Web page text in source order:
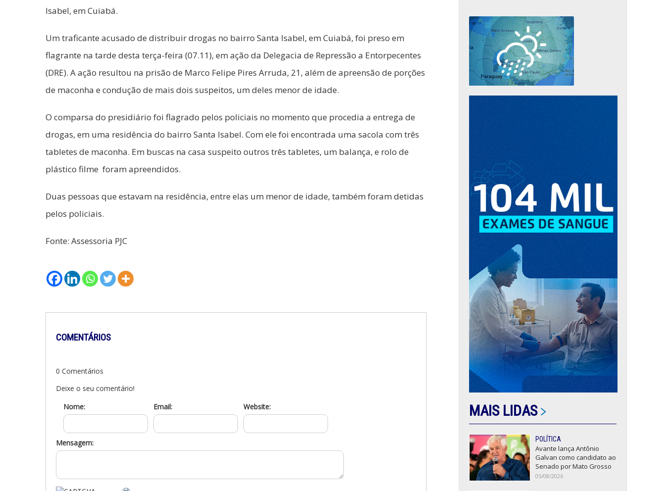
Isabel, em Cuiabá.
Um traficante acusado de distribuir drogas no bairro Santa Isabel, em Cuiabá, foi preso em
flagrante na tarde desta terça-feira (07.11), em ação da Delegacia de Repressão a Entorpecentes
(DRE). A ação resultou na prisão de Marco Felipe Pires Arruda, 21, além de apreensão de porções
de maconha e condução de mais dois suspeitos, um deles menor de idade.
O comparsa do presidiário foi flagrado pelos policiais no momento que procedia a entrega de
drogas, em uma residência do bairro Santa Isabel. Com ele foi encontrada uma sacola com três
tabletes de maconha. Em buscas na casa suspeito outros três tabletes, um balança, e rolo de
plástico filme foram apreendidos.
Duas pessoas que estavam na residência, entre elas um menor de idade, também foram detidas
pelos policiais.
Fonte: Assessoria PJC
COMENTÁRIOS
0 Comentários
Deixe o seu comentário!
Nome:
Email: Website:
Mensagem:
MAIS LIDAS
POLÍTICA
Avante lança Antônio
Galvan como candidato ao
Senado por Mato Grosso
05/08/2026